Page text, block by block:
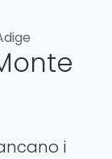
i